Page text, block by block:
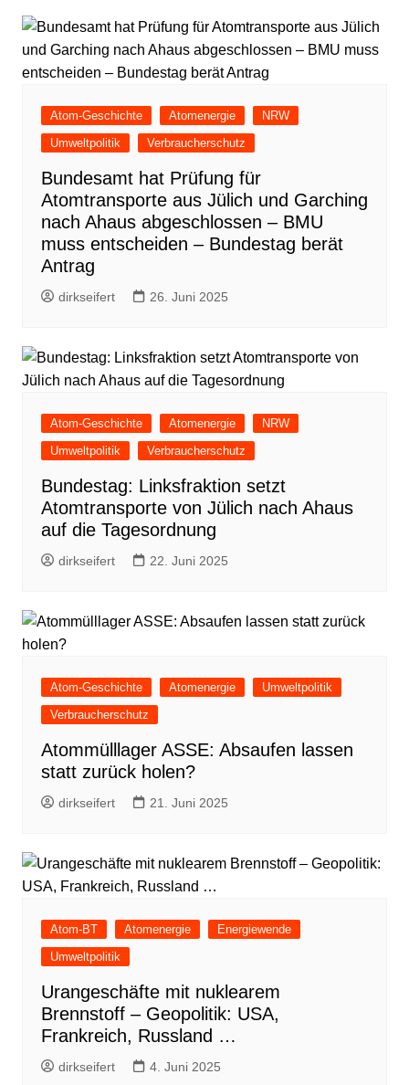
Atom-Geschichte Atomenergie
NRW
Umweltpolitik
Verbraucherschutz
Bundesamt hat Prüfung für
Atomtransporte aus Jülich und Garching
nach Ahaus abgeschlossen – BMU
muss entscheiden – Bundestag berät
Antrag
dirkseifert 26. Juni 2025
Atom-Geschichte Atomenergie
NRW
Umweltpolitik
Verbraucherschutz
Bundestag: Linksfraktion setzt
Atomtransporte von Jülich nach Ahaus
auf die Tagesordnung
dirkseifert 22. Juni 2025
Atom-Geschichte Atomenergie
Umweltpolitik
Verbraucherschutz
Atommülllager ASSE: Absaufen lassen
statt zurück holen?
dirkseifert 21. Juni 2025
Atom-BT Atomenergie
Energiewende
Umweltpolitik
Urangeschäfte mit nuklearem
Brennstoff – Geopolitik: USA,
Frankreich, Russland …
dirkseifert 4. Juni 2025